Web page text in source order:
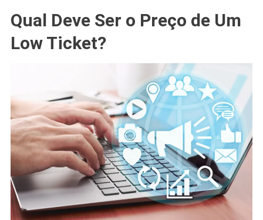
Qual Deve Ser o Preço de Um
Low Ticket?